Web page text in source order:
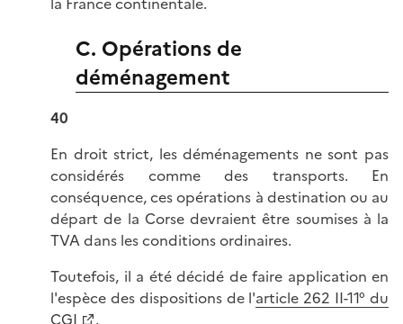
C. Opérations de
déménagement
40
En droit strict, les déménagements ne sont pas
considérés comme des transports. En
conséquence, ces opérations à destination ou au
départ de la Corse devraient être soumises à la
TVA dans les conditions ordinaires.
Toutefois, il a été décidé de faire application en
l'espèce des dispositions de l'article 262 II-11° du